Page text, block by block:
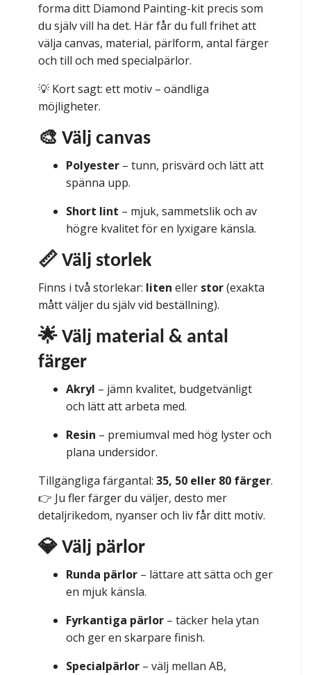
forma ditt Diamond Painting-kit precis som
du själv vill ha det. Här får du full frihet att
välja canvas, material, pärlform, antal färger
och till och med specialpärlor.
💡 Kort sagt: ett motiv – oändliga
möjligheter.
🎨 Välj canvas
Polyester – tunn, prisvärd och lätt att
spänna upp.
Short lint – mjuk, sammetslik och av
högre kvalitet för en lyxigare känsla.
📏 Välj storlek
Finns i två storlekar: liten eller stor(exakta
mått väljer du själv vid beställning).
🌟 Välj material & antal
färger
Akryl – jämn kvalitet, budgetvänligt
och lätt att arbeta med.
Resin – premiumval med hög lyster och
plana undersidor.
Tillgängliga färgantal: 35, 50 eller 80 färger.
👉 Ju fler färger du väljer, desto mer
detaljrikedom, nyanser och liv får ditt motiv.
💎 Välj pärlor
Runda pärlor – lättare att sätta och ger
en mjuk känsla.
Fyrkantiga pärlor – täcker hela ytan
och ger en skarpare finish.
Specialpärlor – välj mellan AB,